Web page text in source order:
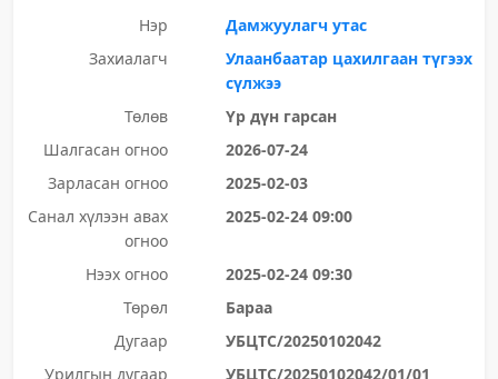
Нэр
Дамжуулагч утас
Захиалагч
Улаанбаатар цахилгаан түгээх
сүлжээ
Төлөв
Үр дүн гарсан
Шалгасан огноо
2026-07-24
Зарласан огноо
2025-02-03
Санал хүлээн авах
огноо
2025-02-24 09:00
Нээх огноо
2025-02-24 09:30
Төрөл
Бараа
Дугаар
УБЦТС/20250102042
Урилгын дугаар
УБЦТС/20250102042/01/01